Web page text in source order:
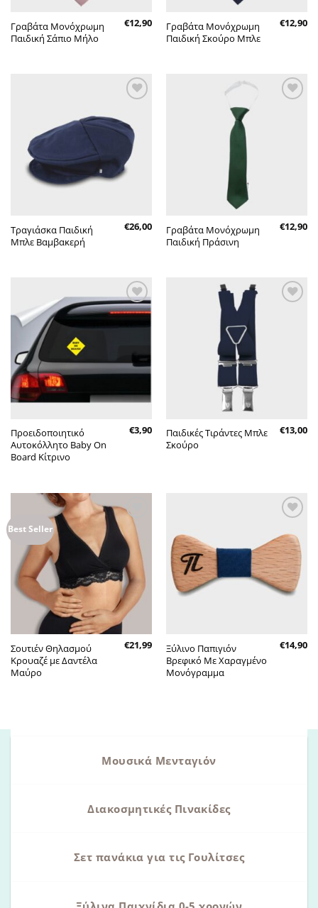
Γραβάτα Μονόχρωμη
Παιδική Σάπιο Μήλο
€12,90
Γραβάτα Μονόχρωμη
Παιδική Σκούρο Μπλε
€12,90
στην λίστα
επιθυμητών
Τραγιάσκα Παιδική
Μπλε Βαμβακερή
€26,00
Γραβάτα Μονόχρωμη
Παιδική Πράσινη
€12,90
Πρόσθήκη
Προειδοποιητικό
Αυτοκόλλητο Baby On
Board Κίτρινο
€3,90
επιθυμητών
Παιδικές Τιράντες Μπλε
Σκούρο
€13,00
Best Seller
Πρόσθήκη
στην λίστα
επιθυμητών
Σουτιέν Θηλασμού
Κρουαζέ με Δαντέλα
Μαύρο
€21,99
στην λίστα
επιθυμητών
Ξύλινο Παπιγιόν
Βρεφικό Με Χαραγμένο
Μονόγραμμα
€14,90
Μουσικά Μενταγιόν
Διακοσμητικές Πινακίδες
Σετ πανάκια για τις Γουλίτσες